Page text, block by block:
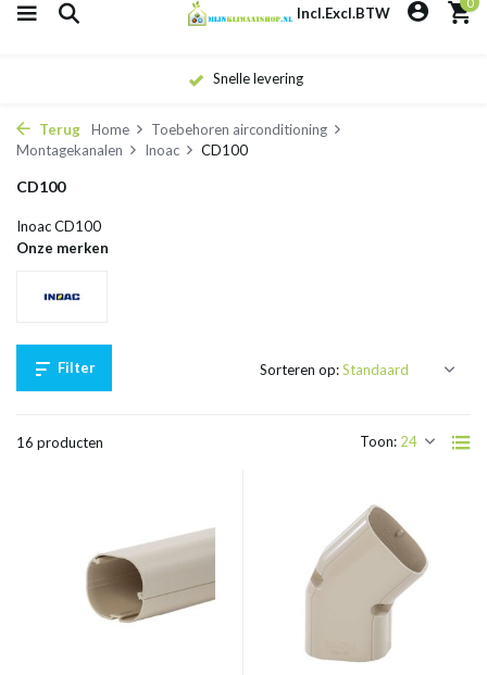
Incl.Excl.BTW
Snelle levering
Terug Home
Toebehoren airconditioning
Montagekanalen
Inoac CD100
CD100
Inoac CD100
Onze merken
Filter
16 producten Toon:
Sorteren op: